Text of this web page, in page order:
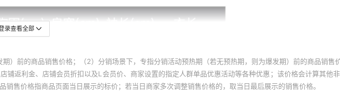
录查看全部
）前的商品销售价格；（2）分销场景下，专指分销活动预热期（若无预热期，则为爆发期）前的商品销售
返利金、店铺会员折扣以及L会员价、商家设置的指定人群单品优惠活动等各种优惠；该价格会计算其他
售价格指商品页面当日展示的标价；若当日商家多次调整销售价格的，取当日最后展示的销售价格。